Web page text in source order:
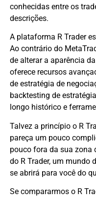
conhecidas entre os
descrições.
A plataforma R Trader
Ao contrário do
de alterar a aparência
oferece recursos
de estratégia de
backtesting de
longo histórico e
Talvez a princípio o R
pareça um pouco
pouco fora da sua zona
do R Trader, um mundo
se abrirá para você do
Se compararmos o R